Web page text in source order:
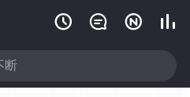
   